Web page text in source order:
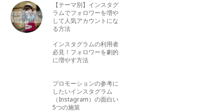
【テーマ別】インスタグ
ラムでフォロワーを増や
して人気アカウントにな
る方法
インスタグラムの利用者
必見！フォロワーを劇的
に増やす方法
プロモーションの参考に
したいインスタグラム
（Instagram）の面白い
5つの施策